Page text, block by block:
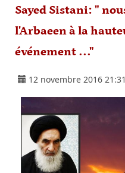
Sayed Sistani: "
l'Arbaeen à la
événement ..."
12 novembre 2016 21:31